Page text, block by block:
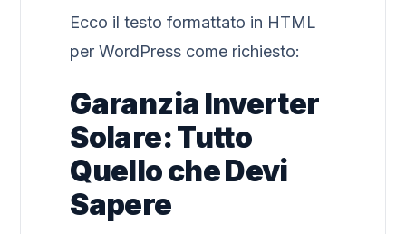
Ecco il testo formattato in HTML
per WordPress come richiesto:
Garanzia Inverter
Solare: Tutto
Quello che Devi
Sapere